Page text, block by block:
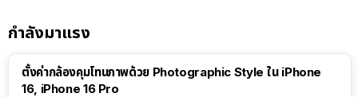
กำลังมาแรง
ตั้งค่ากล้องคุมโทนภาพด้วย Photographic Style ใน iPhone
16, iPhone 16 Pro